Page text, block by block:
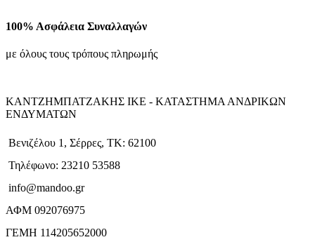
100% Ασφάλεια Συναλλαγών
με όλους τους τρόπους πληρωμής
ΚΑΝΤΖΗΜΠΑΤΖΑΚΗΣ ΙΚΕ - ΚΑΤΑΣΤΗΜΑ ΑΝΔΡΙΚΩΝ
ΕΝΔΥΜΑΤΩΝ
Βενιζέλου 1, Σέρρες, ΤΚ: 62100
Τηλέφωνο: 23210 53588
info@mandoo.gr
ΑΦΜ 092076975
ΓΕΜΗ 114205652000